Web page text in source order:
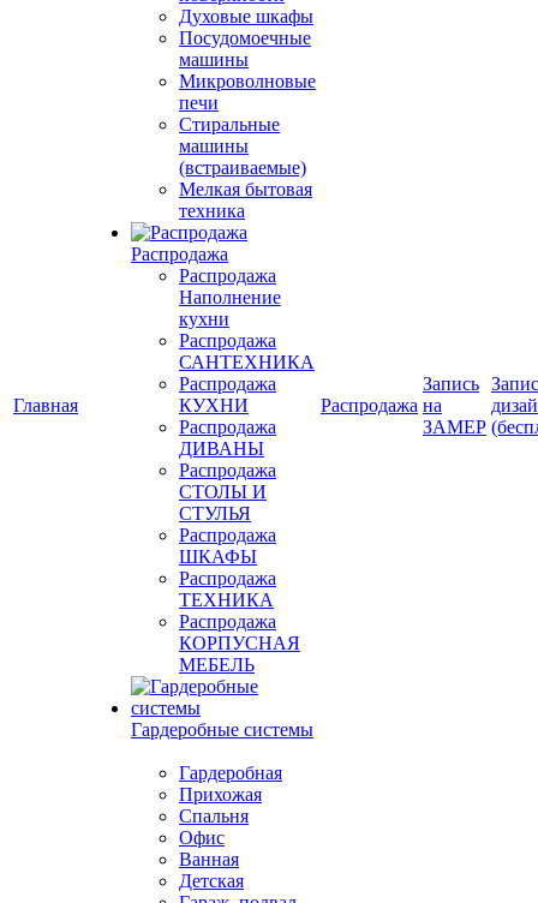
Главная
Духовые шкафы
Посудомоечные
машины
Микроволновые
печи
Стиральные
машины
(встраиваемые)
Мелкая бытовая
техника
Распродажа
Распродажа
Наполнение
кухни
Распродажа
САНТЕХНИКА
Распродажа
КУХНИ
Распродажа
ДИВАНЫ
Распродажа
СТОЛЫ И
СТУЛЬЯ
Распродажа
ШКАФЫ
Распродажа
ТЕХНИКА
Распродажа
КОРПУСНАЯ
МЕБЕЛЬ
Гардеробные системы
Гардеробная
Прихожая
Спальня
Офис
Ванная
Детская
Распродажа
Запись
на
ЗАМЕР